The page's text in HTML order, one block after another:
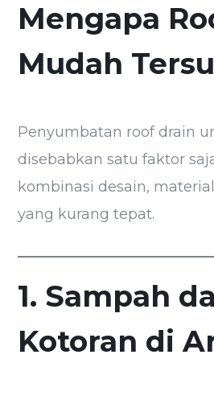
Mengapa
Mudah
Penyumbatan roof drain
disebabkan satu faktor
kombinasi desain,
yang kurang tepat.
1. Sampah
Kotoran di